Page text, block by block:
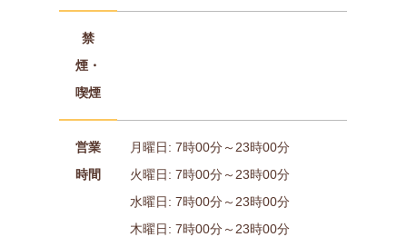
禁
煙・
喫煙
営業
時間
月曜日: 7時00分～23時00分
火曜日: 7時00分～23時00分
水曜日: 7時00分～23時00分
木曜日: 7時00分～23時00分